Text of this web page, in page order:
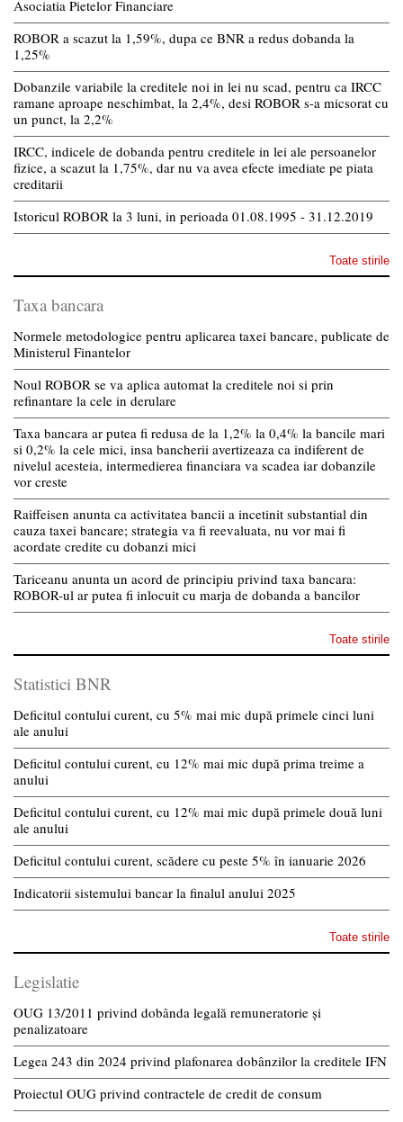
Asociatia Pietelor Financiare
ROBOR a scazut la 1,59%, dupa ce BNR a redus dobanda la
1,25%
Dobanzile variabile la creditele noi in lei nu scad, pentru ca IRCC
ramane aproape neschimbat, la 2,4%, desi ROBOR s-a micsorat cu
un punct, la 2,2%
IRCC, indicele de dobanda pentru creditele in lei ale persoanelor
fizice, a scazut la 1,75%, dar nu va avea efecte imediate pe piata
creditarii
Istoricul ROBOR la 3 luni, in perioada 01.08.1995 - 31.12.2019
Toate stirile
Taxa bancara
Normele metodologice pentru aplicarea taxei bancare, publicate de
Ministerul Finantelor
Noul ROBOR se va aplica automat la creditele noi si prin
refinantare la cele in derulare
Taxa bancara ar putea fi redusa de la 1,2% la 0,4% la bancile mari
si 0,2% la cele mici, insa bancherii avertizeaza ca indiferent de
nivelul acesteia, intermedierea financiara va scadea iar dobanzile
vor creste
Raiffeisen anunta ca activitatea bancii a incetinit substantial din
cauza taxei bancare; strategia va fi reevaluata, nu vor mai fi
acordate credite cu dobanzi mici
Tariceanu anunta un acord de principiu privind taxa bancara:
ROBOR-ul ar putea fi inlocuit cu marja de dobanda a bancilor
Toate stirile
Statistici BNR
Deficitul contului curent, cu 5% mai mic după primele cinci luni
ale anului
Deficitul contului curent, cu 12% mai mic după prima treime a
anului
Deficitul contului curent, cu 12% mai mic după primele două luni
ale anului
Deficitul contului curent, scădere cu peste 5% în ianuarie 2026
Indicatorii sistemului bancar la finalul anului 2025
Toate stirile
Legislatie
OUG 13/2011 privind dobânda legală remuneratorie și
penalizatoare
Legea 243 din 2024 privind plafonarea dobânzilor la creditele IFN
Proiectul OUG privind contractele de credit de consum